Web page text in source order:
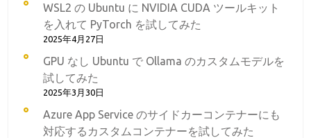
WSL2 の Ubuntu に NVIDIA CUDA ツールキット
を入れて PyTorch を試してみた
2025年4月27日
GPU なし Ubuntu で Ollama のカスタムモデルを
試してみた
2025年3月30日
Azure App Service のサイドカーコンテナーにも
対応するカスタムコンテナーを試してみた